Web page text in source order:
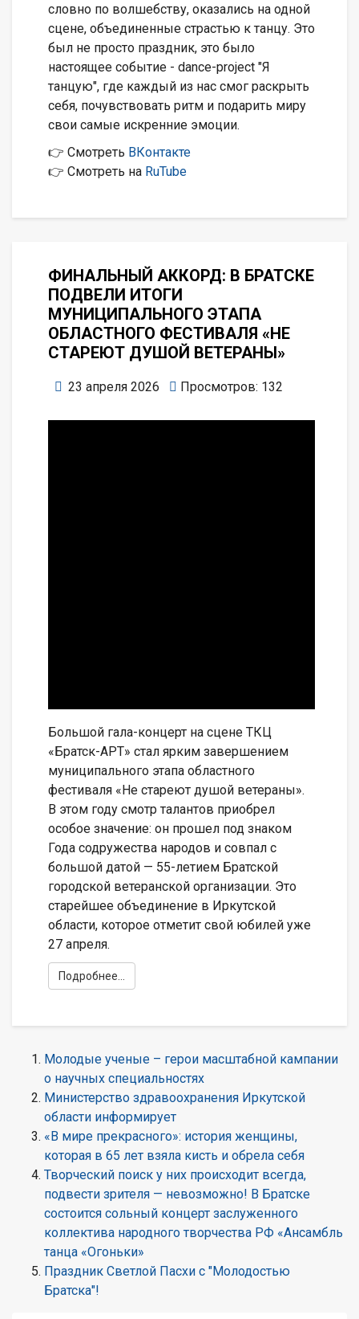
словно по волшебству, оказались на одной
сцене, объединенные страстью к танцу. Это
был не просто праздник, это было
настоящее событие - dance-project "Я
танцую", где каждый из нас смог раскрыть
себя, почувствовать ритм и подарить миру
свои самые искренние эмоции.
👉 Смотреть ВКонтакте
👉 Смотреть на RuTube
ФИНАЛЬНЫЙ АККОРД: В БРАТСКЕ
ПОДВЕЛИ ИТОГИ
МУНИЦИПАЛЬНОГО ЭТАПА
ОБЛАСТНОГО ФЕСТИВАЛЯ «НЕ
СТАРЕЮТ ДУШОЙ ВЕТЕРАНЫ»
23 апреля 2026 Просмотров: 132
Большой гала-концерт на сцене ТКЦ
«Братск-АРТ» стал ярким завершением
муниципального этапа областного
фестиваля «Не стареют душой ветераны».
В этом году смотр талантов приобрел
особое значение: он прошел под знаком
Года содружества народов и совпал с
большой датой — 55-летием Братской
городской ветеранской организации. Это
старейшее объединение в Иркутской
области, которое отметит свой юбилей уже
27 апреля.
Подробнее...
Молодые ученые – герои масштабной кампании
о научных специальностях
Министерство здравоохранения Иркутской
области информирует
«В мире прекрасного»: история женщины,
которая в 65 лет взяла кисть и обрела себя
Творческий поиск у них происходит всегда,
подвести зрителя — невозможно! В Братске
состоится сольный концерт заслуженного
коллектива народного творчества РФ «Ансамбль
танца «Огоньки»
Праздник Светлой Пасхи с "Молодостью
Братска"!